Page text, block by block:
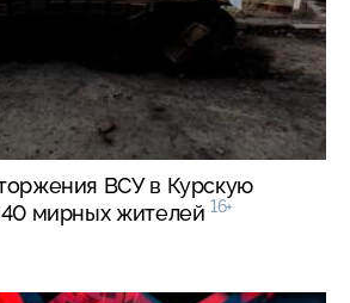
ВСУ в Курскую
мирных жителей 16+